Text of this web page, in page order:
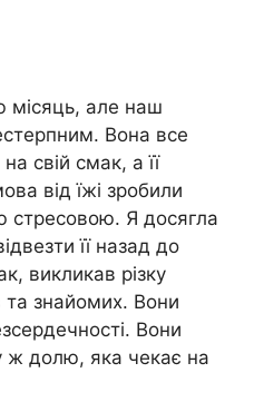
але наш
Вона все
свій смак, а її
від їжі зробили
стресовою. Я досягла
її назад до
викликав різку
та знайомих. Вони
Вони
ж долю, яка чекає на